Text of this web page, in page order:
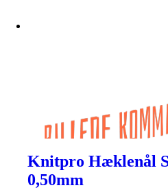
Knitpro Hæklenål
0,50mm